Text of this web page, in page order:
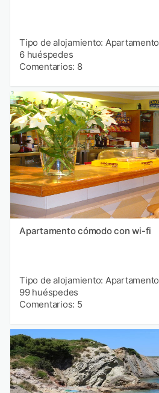
Tipo de alojamiento: Apartamento
6 huéspedes
Comentarios: 8
Apartamento cómodo con wi-fi
Tipo de alojamiento: Apartamento
99 huéspedes
Comentarios: 5